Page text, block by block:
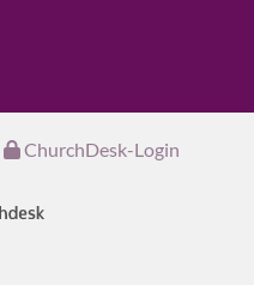
ChurchDesk-Login